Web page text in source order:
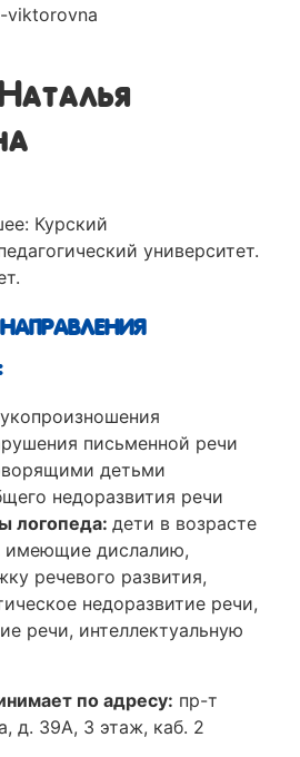
Курский
университет.
письменной речи
детьми
недоразвития речи
логопеда: дети в возрасте
имеющие дислалию,
речевого развития,
недоразвитие речи,
речи, интеллектуальную
по адресу: пр-т
д. 39А, 3 этаж, каб. 2